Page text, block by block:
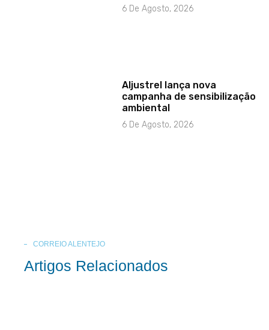
6 De Agosto, 2026
Aljustrel lança nova
campanha de sensibilização
ambiental
6 De Agosto, 2026
CORREIO ALENTEJO
Artigos Relacionados